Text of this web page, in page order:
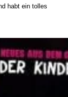
habt ein tolles